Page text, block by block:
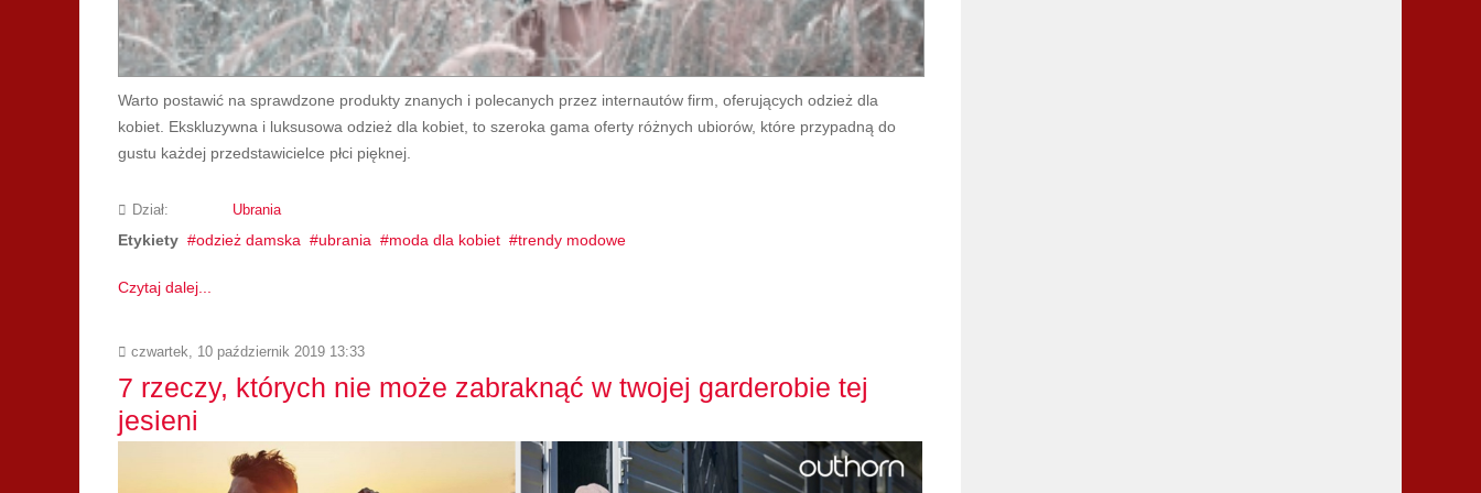
Warto postawić na sprawdzone produkty znanych i polecanych przez internautów firm, oferujących odzież dla
kobiet. Ekskluzywna i luksusowa odzież dla kobiet, to szeroka gama oferty różnych ubiorów, które przypadną do
gustu każdej przedstawicielce płci pięknej.
Dział: Ubrania
Etykiety odzież damska ubrania moda dla kobiet trendy modowe
Czytaj dalej...
czwartek, 10 październik 2019 13:33
7 rzeczy, których nie może zabraknąć w twojej garderobie tej
jesieni